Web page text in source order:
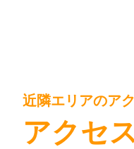
近隣エリアのア
アクセ